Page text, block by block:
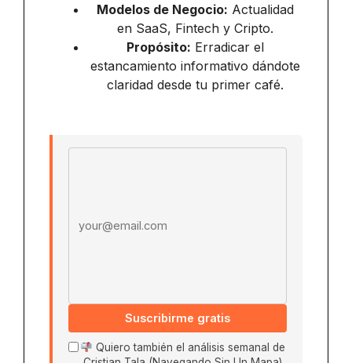
Modelos de Negocio: Actualidad
en SaaS, Fintech y Cripto.
Propósito: Erradicar el
estancamiento informativo dándote
claridad desde tu primer café.
Suscribirme gratis
Quiero también el análisis semanal de